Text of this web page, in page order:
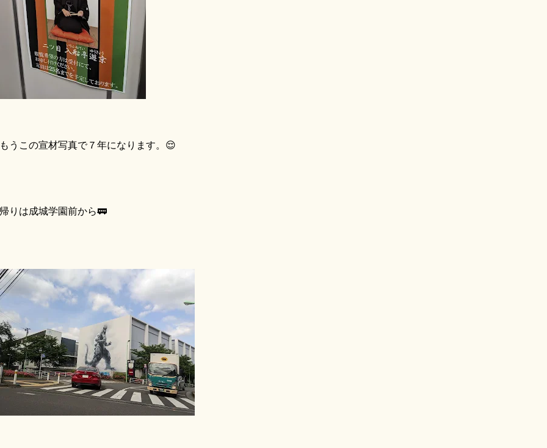
この宣材写真で７年になります。😌
は成城学園前から🚃